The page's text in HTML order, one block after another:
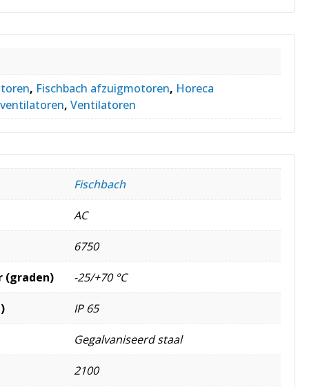
, Fischbach afzuigmotoren, Horeca
, Ventilatoren
Fischbach
AC
6750
(graden) -25/+70 °C
IP 65
Gegalvaniseerd staal
2100